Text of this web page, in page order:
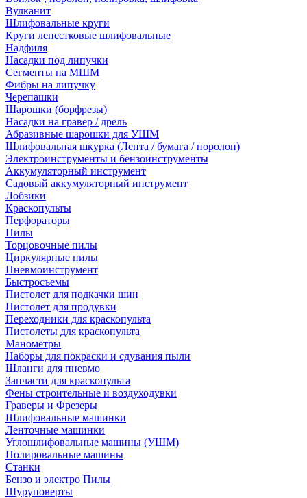
Вулканит
Шлифовальные круги
Круги лепестковые шлифовальные
Надфиля
Насадки под липучки
Сегменты на МШМ
Фибры на липучку
Черепашки
Шарошки (борфрезы)
Насадки на гравер / дрель
Абразивные шарошки для УШМ
Шлифовальная шкурка (Лента / бумага / поролон)
Электроинструменты и бензоинструменты
Аккумуляторный инструмент
Садовый аккумуляторный инструмент
Лобзики
Краскопульты
Перфораторы
Пилы
Торцовочные пилы
Циркулярные пилы
Пневмоинструмент
Быстросъемы
Пистолет для подкачки шин
Пистолет для продувки
Переходники для краскопульта
Пистолеты для краскопульта
Манометры
Наборы для покраски и сдувания пыли
Шланги для пневмо
Запчасти для краскопульта
Фены строительные и воздуходувки
Граверы и Фрезеры
Шлифовальные машинки
Ленточные машинки
Углошлифовальные машины (УШМ)
Полировальные машины
Станки
Бензо и электро Пилы
Шуруповерты